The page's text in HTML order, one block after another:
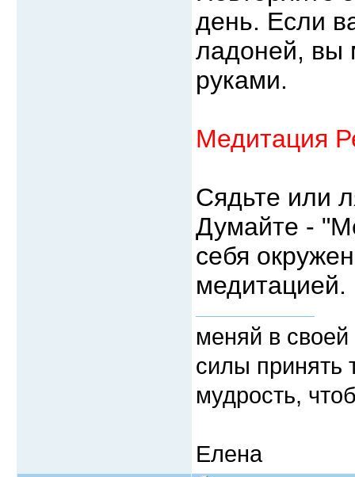
день. Если
ладоней, вы
руками.
Медитация
Сядьте или
Думайте -
себя
медитацией.
меняй в
силы принять
мудрость,
Елена